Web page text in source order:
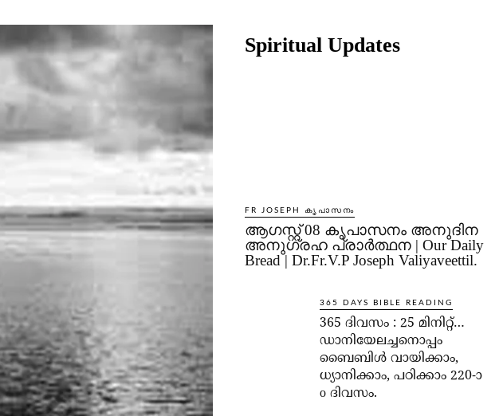
Spiritual Updates
FR JOSEPH കൃപാസനം
ആഗസ്റ്റ് 08 കൃപാസനം അനുദിന
അനുഗ്രഹ പ്രാർത്ഥന | Our Daily
Bread | Dr.Fr.V.P Joseph Valiyaveettil.
365 DAYS BIBLE READING
365 ദിവസം : 25 മിനിറ്റ്…
ഡാനിയേലച്ചനൊപ്പം
ബൈബിൾ വായിക്കാം,
ധ്യാനിക്കാം, പഠിക്കാം 220-ാ
o ദിവസം.